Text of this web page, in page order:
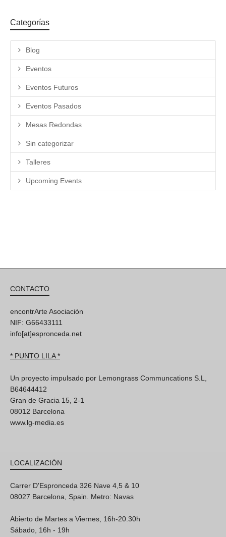
Categorías
Blog
Eventos
Eventos Futuros
Eventos Pasados
Mesas Redondas
Sin categorizar
Talleres
Upcoming Events
CONTACTO
encontrArte Asociación
NIF: G66433111
info[at]espronceda.net
* PUNTO LILA *
Un proyecto impulsado por Lemongrass Communcations S.L,
B64644412
Gran de Gracia 15, 2-1
08012 Barcelona
www.lg-media.es
LOCALIZACIÓN
Carrer D'Espronceda 326 Nave 4,5 & 10
08027 Barcelona, Spain. Metro: Navas
Abierto de Martes a Viernes, 16h-20.30h
Sábado, 16h - 19h